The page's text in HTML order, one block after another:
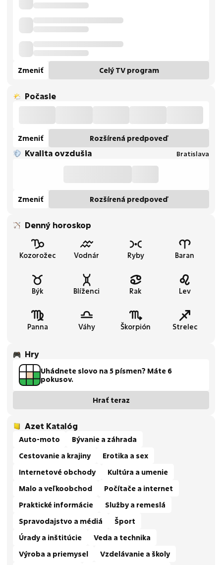
Zmeniť Celý TV program
Počasie
Zmeniť Rozšírená predpoveď
Kvalita ovzdušia Bratislava
Zmeniť Rozšírená predpoveď
Denný horoskop
Kozorožec Vodnár Ryby Baran
Býk Blíženci Rak Lev
Panna Váhy Škorpión Strelec
Hry
Uhádnete slovo na 5 písmen? Máte 6
pokusov.
Hrať teraz
Azet Katalóg
Auto-moto
Bývanie a záhrada
Cestovanie a krajiny
Erotika a sex
Internetové obchody
Kultúra a umenie
Malo a veľkoobchod
Počítače a internet
Praktické informácie
Služby a remeslá
Spravodajstvo a médiá
Šport
Úrady a inštitúcie
Veda a technika
Výroba a priemysel
Vzdelávanie a školy